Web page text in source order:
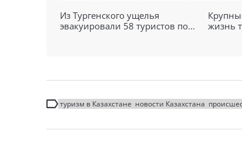
Из Тургенского ущелья
эвакуировали 58 туристов по...
жизнь
туризм в Казахстане новости Казахстана